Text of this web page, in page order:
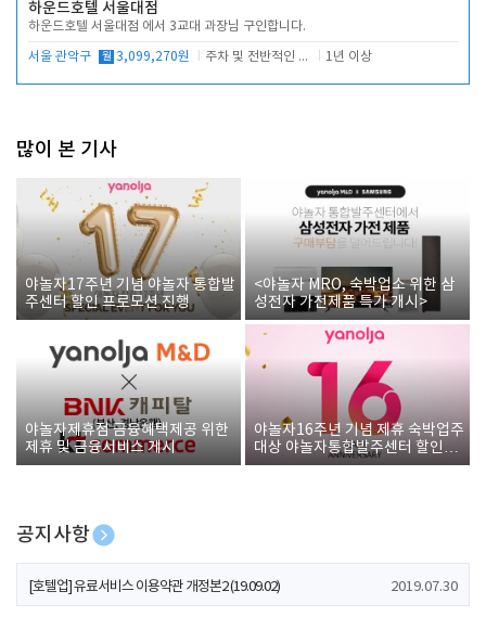
하운드호텔 서울대점
하운드호텔 서울대점 에서 3교대 과장님 구인합니다.
서울 관악구 월 3,099,270원 주차 및 전반적인 당번업무 1년 이상
많이 본 기사
야놀자17주년 기념 야놀자 통합발
주센터 할인 프로모션 진행
<야놀자 MRO, 숙박업소 위한 삼
성전자 가전제품 특가 개시>
야놀자제휴점 금융혜택제공 위한
제휴 및 금융서비스 게시
야놀자16주년 기념 제휴 숙박업주
대상 야놀자통합발주센터 할인쿠
폰 증정
공지사항
[호텔업] 개인정보 처리방침 개정본1 (19.09.02)
[호텔업] 유료서비스 이용약관 개정본2 (19.09.02) 2019.07.30